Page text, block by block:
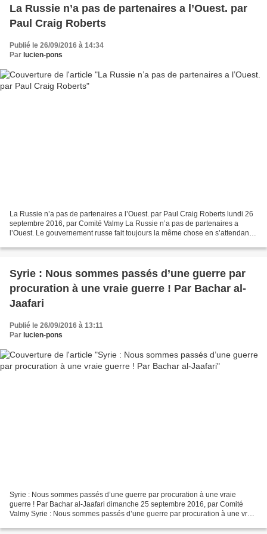
La Russie n’a pas de partenaires a l’Ouest. par
Paul Craig Roberts
Publié le 26/09/2016 à 14:34
Par lucien-pons
La Russie n’a pas de partenaires a l’Ouest. par Paul Craig Roberts lundi 26
septembre 2016, par Comité Valmy La Russie n’a pas de partenaires a
l’Ouest. Le gouvernement russe fait toujours la même chose en s’attendant à
Syrie : Nous sommes passés d’une guerre par
procuration à une vraie guerre ! Par Bachar al-
Jaafari
Publié le 26/09/2016 à 13:11
Par lucien-pons
Syrie : Nous sommes passés d’une guerre par procuration à une vraie
guerre ! Par Bachar al-Jaafari dimanche 25 septembre 2016, par Comité
Valmy Syrie : Nous sommes passés d’une guerre par procuration à une vraie